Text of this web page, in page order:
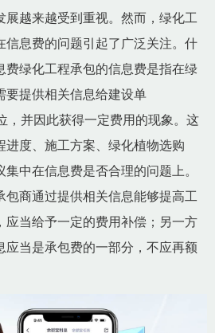
展越来越受到重视。然而，绿化工
信息费的问题引起了广泛关注。什
费绿化工程承包的信息费是指在绿
要提供相关信息给建设单
，并因此获得一定费用的现象。这
进度、施工方案、绿化植物选购
中在信息费是否合理的问题上。
包商通过提供相关信息能够提高工
应当给予一定的费用补偿；另一方
应当是承包费的一部分，不应再额